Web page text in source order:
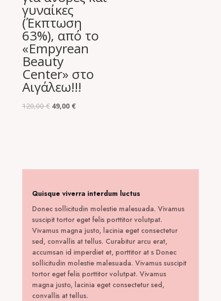
γυναίκες
(Έκπτωση
63%), από το
«Empyrean
Beauty
Center» στο
Αιγάλεω!!!
120,00€ Original
49,00 €Η
Quisque viverra interdum luctus
Donec sollicitudin molestie malesuada. Vivamus
suscipit tortor eget felis porttitor volutpat.
Vivamus magna justo, lacinia eget consectetur
sed, convallis at tellus. Curabitur arcu erat,
accumsan id imperdiet et, porttitor at s Donec
sollicitudin molestie malesuada. Vivamus suscipit
tortor eget felis porttitor volutpat. Vivamus
magna justo, lacinia eget consectetur sed,
convallis at tellus.